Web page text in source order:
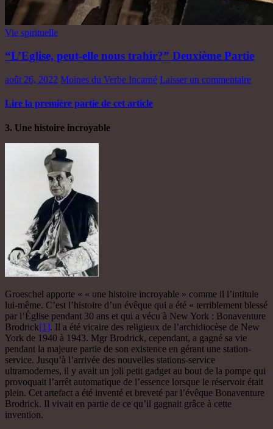
Vie spirituelle
“L’Eglise, peut-elle nous trahir?” Deuxième Partie
août 26, 2022 Moines du Verbe Incarné Laisser un commentaire
Lire la première partie de cet article
3. Une histoire incroyable
Groeschel apporte « « une histoire incroyable » comme il l’intitule
lui-même. C’est l’histoire d’un évêque qui a été « terriblement blessé
par l’Église pendant 30 ans et qui a vécu à New York : Bonaventure
Brodrick[1]. Il a été vicaire des religieux de l’archidiocèse de New
York de 1940 à 1943. Mgr Brodrick, cependant, a gagné sa vie
pendant la majeure partie de son existence en gérant une station-
service. Jusqu’à l’arrivée des nouvelles stations-service
ultramodernes, il y avait un joli petit gadget au bout de la pompe qui
provoquait l’arrêt automatique de l’essence lorsque le réservoir était
plein. Cet artefact a été inventé et breveté par l’évêque Bonaventure
Brodrick. Il vivait en partie de ce qu’il gagnait grâce à cette
invention.